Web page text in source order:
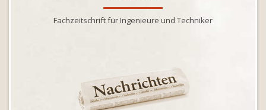
Fachzeitschrift für Ingenieure und Techniker